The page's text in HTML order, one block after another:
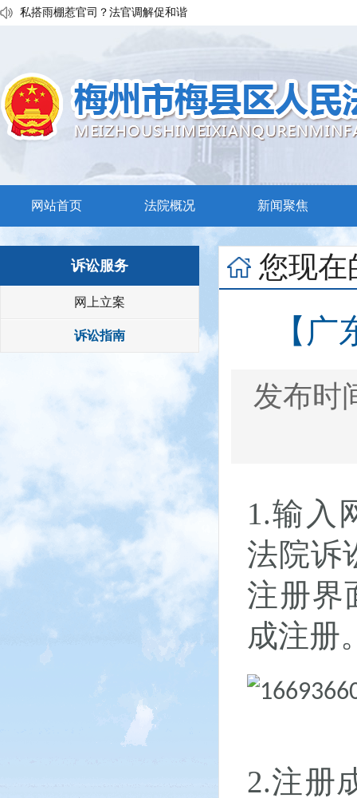
私搭雨棚惹官司？法官调解促和谐
执行发力兑现交通赔付！梅县区法院温情调解保障民生诉求
网站首页 法院概况 新闻聚焦
诉讼服务
网上立案
诉讼指南
您现
【
发布时
1.输入
法院诉
注册界
成注册
2.注册